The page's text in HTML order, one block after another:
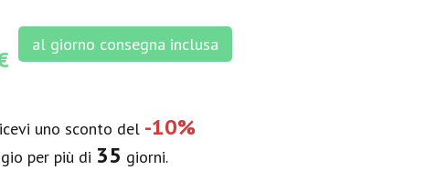
al giorno consegna inclusa
uno sconto del -10%
per più di 35 giorni.